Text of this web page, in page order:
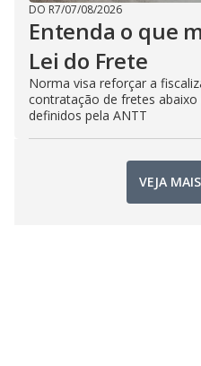
DO R7/07/08/2026
Entenda o que
Lei do Frete
Norma visa reforçar a
contratação de fretes
definidos pela ANTT
VEJA